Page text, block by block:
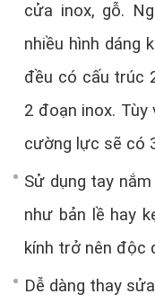
cửa inox, gỗ.
nhiều hình dáng
đều có cấu trúc
2 đoạn inox.
cường lực sẽ có
Sử dụng tay
như bản lề hay
kính trở nên độc
Dễ dàng thay